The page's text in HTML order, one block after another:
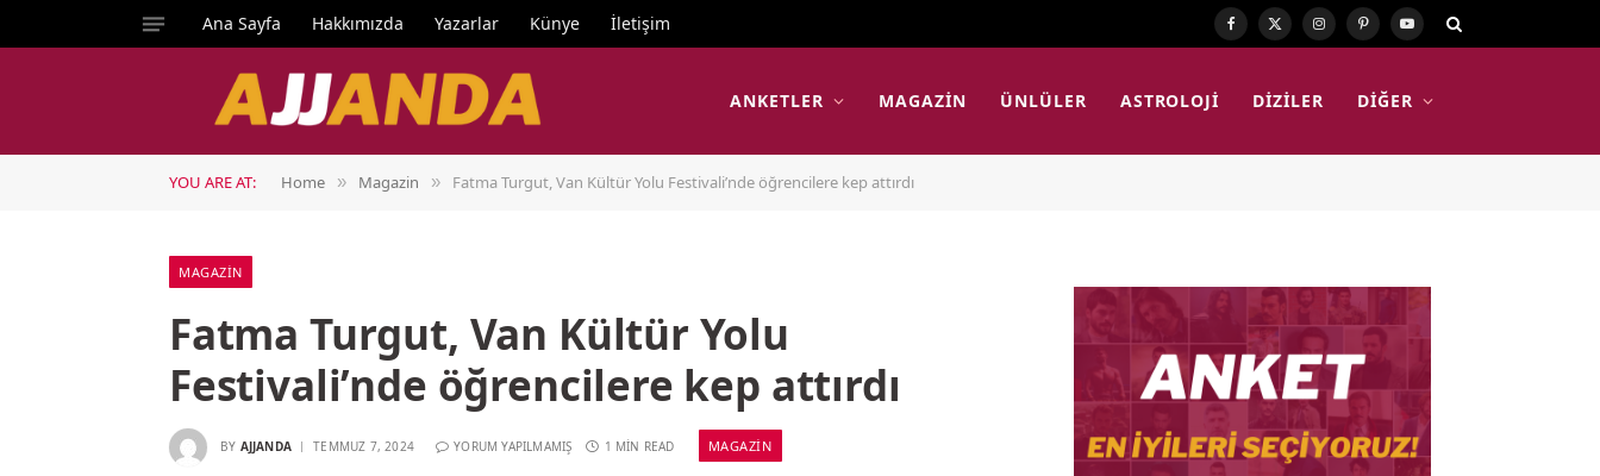
Ana Sayfa Hakkımızda Yazarlar Künye İletişim Facebook
X
Instagram
PinterestYouTube
ANKETLER MAGAZIN ÜNLÜLER ASTROLOJI DIZILER DIĞER
YOU ARE AT: Home » Magazin » Fatma Turgut, Van Kültür Yolu Festivali’nde öğrencilere kep attırdı
MAGAZIN
Fatma Turgut, Van Kültür Yolu
Festivali’nde öğrencilere kep attırdı
BY AJJANDA TEMMUZ 7, 2024 YORUM YAPILMAMIŞ 1 MIN READ MAGAZIN